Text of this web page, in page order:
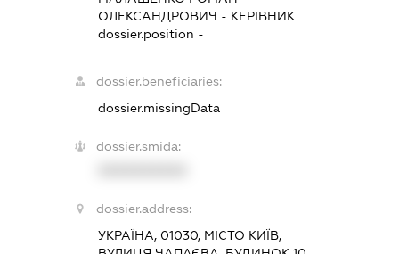
ОЛЕКСАНДРОВИЧ - КЕРІВНИК
dossier.position -
dossier.beneficiaries:
dossier.missingData
dossier.smida:
dossier.address:
УКРАЇНА, 01030, МІСТО КИЇВ,